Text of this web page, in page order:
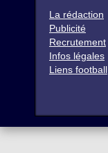
La rédaction
Publicité
Recrutement
Infos légales
Liens football